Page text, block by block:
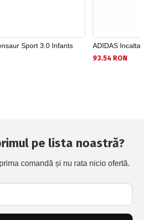
Sport 3.0 Infants ADIDAS
93.54 RON
pe lista noastră?
comandă și nu rata nicio ofertă.